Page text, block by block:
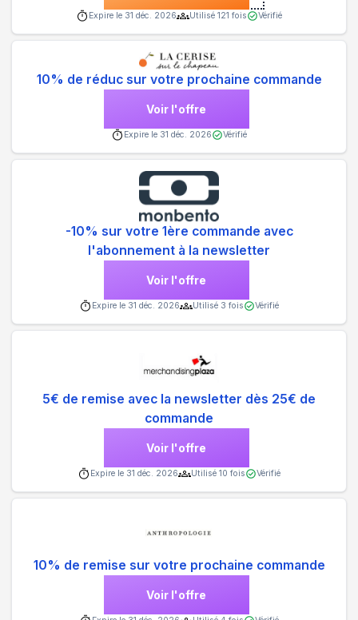
Expire le 31 déc. 2026 Utilisé 121 fois Vérifié
10% de réduc sur votre prochaine commande
Voir l'offre
Expire le 31 déc. 2026 Vérifié
-10% sur votre 1ère commande avec
l'abonnement à la newsletter
Voir l'offre
Expire le 31 déc. 2026 Utilisé 3 fois Vérifié
5€ de remise avec la newsletter dès 25€ de
commande
Voir l'offre
Expire le 31 déc. 2026 Utilisé 10 fois Vérifié
10% de remise sur votre prochaine commande
Voir l'offre